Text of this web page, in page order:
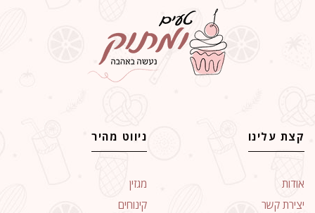
קצת עלינו
אודות
יצירת קשר
ניווט מהיר
מגזין
קינוחים